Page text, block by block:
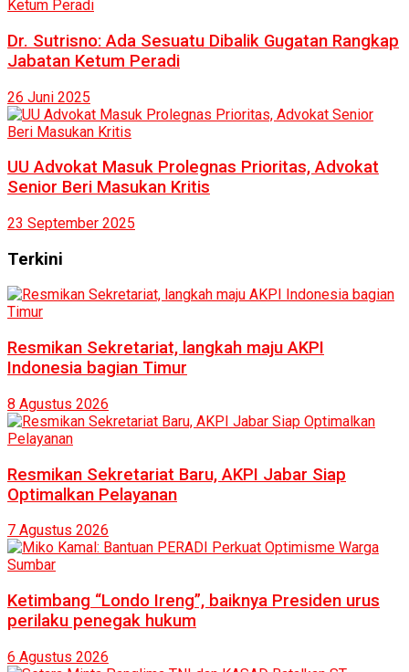
Dr. Sutrisno: Ada Sesuatu Dibalik Gugatan Rangkap
Jabatan Ketum Peradi
26 Juni 2025
UU Advokat Masuk Prolegnas Prioritas, Advokat
Senior Beri Masukan Kritis
23 September 2025
Terkini
Resmikan Sekretariat, langkah maju AKPI
Indonesia bagian Timur
8 Agustus 2026
Resmikan Sekretariat Baru, AKPI Jabar Siap
Optimalkan Pelayanan
7 Agustus 2026
Ketimbang “Londo Ireng”, baiknya Presiden urus
perilaku penegak hukum
6 Agustus 2026